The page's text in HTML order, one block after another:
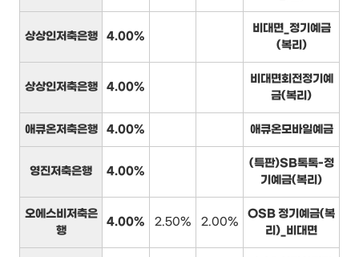
상상인저축은행 4.00%
비대면_정기예금
(복리)
상상인저축은행 4.00%
비대면회전정기예
금(복리)
애큐온저축은행 4.00% 애큐온모바일예금
영진저축은행 4.00%
(특판)SB톡톡-정
기예금(복리)
오에스비저축은
행
4.00% 2.50% 2.00%
OSB 정기예금(복
리)_비대면